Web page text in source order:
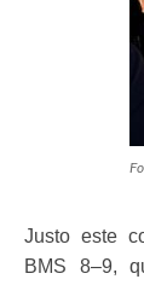
Justo este
BMS 8–9,